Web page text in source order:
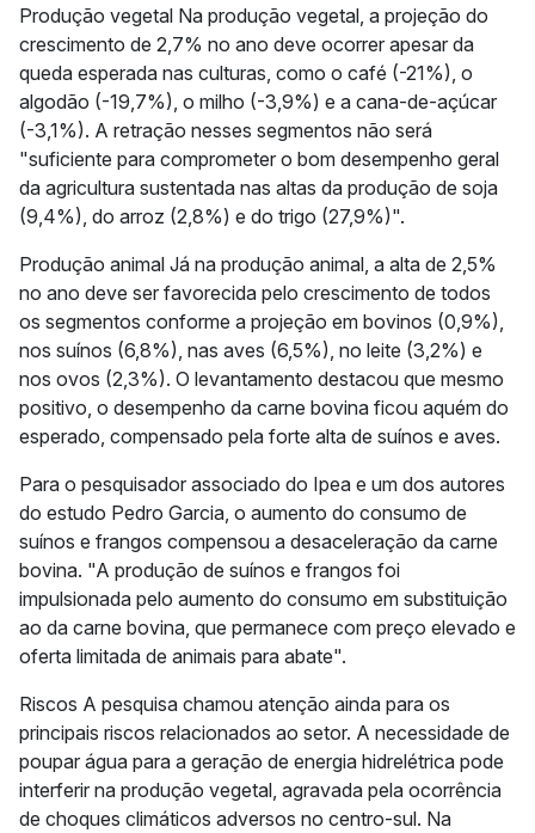
Produção vegetal Na produção vegetal, a projeção do
crescimento de 2,7% no ano deve ocorrer apesar da
queda esperada nas culturas, como o café (-21%), o
algodão (-19,7%), o milho (-3,9%) e a cana-de-açúcar
(-3,1%). A retração nesses segmentos não será
"suficiente para comprometer o bom desempenho geral
da agricultura sustentada nas altas da produção de soja
(9,4%), do arroz (2,8%) e do trigo (27,9%)".
Produção animal Já na produção animal, a alta de 2,5%
no ano deve ser favorecida pelo crescimento de todos
os segmentos conforme a projeção em bovinos (0,9%),
nos suínos (6,8%), nas aves (6,5%), no leite (3,2%) e
nos ovos (2,3%). O levantamento destacou que mesmo
positivo, o desempenho da carne bovina ficou aquém do
esperado, compensado pela forte alta de suínos e aves.
Para o pesquisador associado do Ipea e um dos autores
do estudo Pedro Garcia, o aumento do consumo de
suínos e frangos compensou a desaceleração da carne
bovina. "A produção de suínos e frangos foi
impulsionada pelo aumento do consumo em substituição
ao da carne bovina, que permanece com preço elevado e
oferta limitada de animais para abate".
Riscos A pesquisa chamou atenção ainda para os
principais riscos relacionados ao setor. A necessidade de
poupar água para a geração de energia hidrelétrica pode
interferir na produção vegetal, agravada pela ocorrência
de choques climáticos adversos no centro-sul. Na